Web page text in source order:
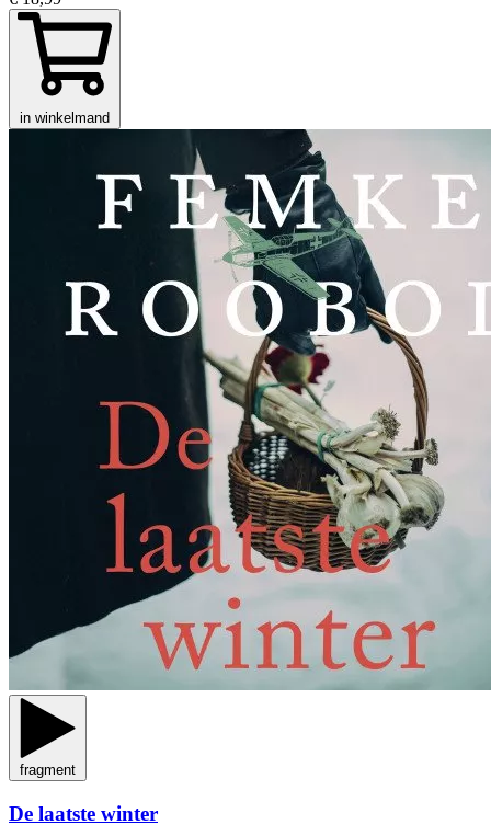
in winkelmand
fragment
De laatste winter